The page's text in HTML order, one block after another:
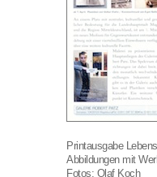
Printausgabe
Abbildungen mit
Fotos: Olaf Koch